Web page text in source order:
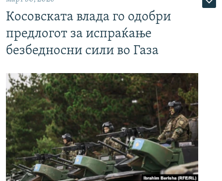
Косовската влада го одобри
предлогот за испраќање
безбедносни сили во Газа